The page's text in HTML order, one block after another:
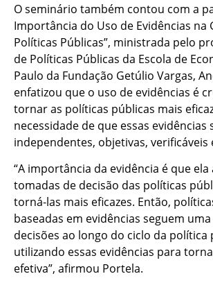
O seminário também contou com a
Importância do Uso de Evidências na
Políticas Públicas”, ministrada pelo
de Políticas Públicas da Escola de
Paulo da Fundação Getúlio Vargas,
enfatizou que o uso de evidências é
tornar as políticas públicas mais
necessidade de que essas evidências
independentes, objetivas, verificáveis
“A importância da evidência é que ela
tomadas de decisão das políticas
torná-las mais eficazes. Então,
baseadas em evidências seguem
decisões ao longo do ciclo da política
utilizando essas evidências para
efetiva”, afirmou Portela.